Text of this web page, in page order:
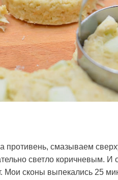
смазываем
светло коричневым. И
Мои сконы выпекались 25